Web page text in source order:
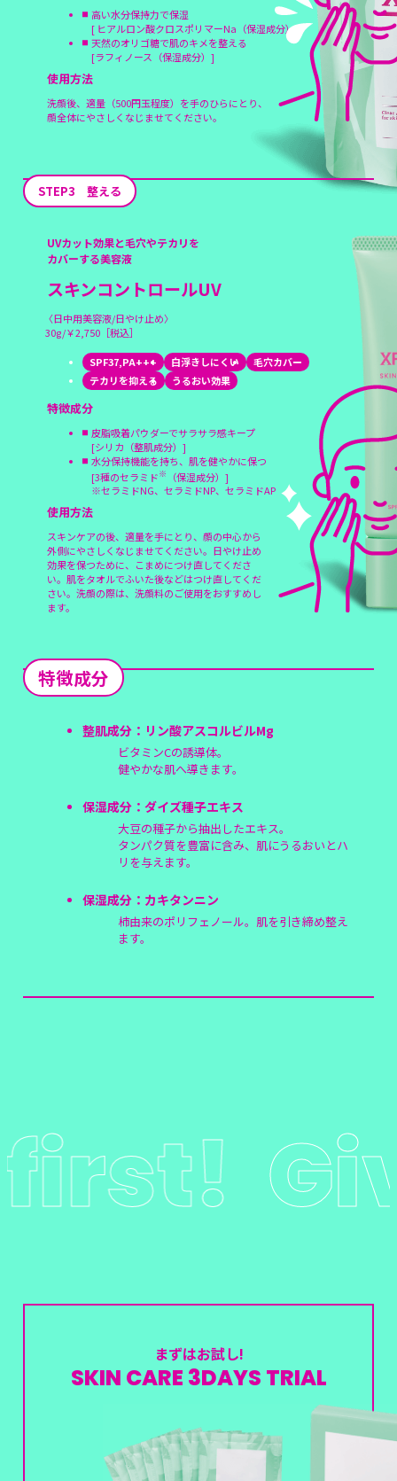
高い水分保持力で保湿
[ ヒアルロン酸クロスポリマーNa（保湿成分）]
天然のオリゴ糖で肌のキメを整える
[ラフィノース（保湿成分）]
使用方法
洗顔後、適量（500円玉程度）を手のひらにとり、
顔全体にやさしくなじませてください。
STEP3 整える
UVカット効果と毛穴やテカリを
カバーする美容液
スキンコントロールUV
〈日中用美容液/日やけ止め〉
30g/￥2,750［税込］
SPF37,PA+++ 白浮きしにくい
毛穴カバー
テカリを抑える
うるおい効果
特徴成分
皮脂吸着パウダーでサラサラ感キープ
[シリカ（整肌成分）]
水分保持機能を持ち、肌を健やかに保つ
[3種のセラミド※
（保湿成分）]
※セラミドNG、セラミドNP、セラミドAP
使用方法
スキンケアの後、適量を手にとり、顔の中心から
外側にやさしくなじませてください。日やけ止め
効果を保つために、こまめにつけ直してくださ
い。肌をタオルでふいた後などはつけ直してくだ
さい。洗顔の際は、洗顔料のご使用をおすすめし
ます。
特徴成分
整肌成分：リン酸アスコルビルMg
ビタミンCの誘導体。
健やかな肌へ導きます。
保湿成分：ダイズ種子エキス
大豆の種子から抽出したエキス。
タンパク質を豊富に含み、肌にうるおいとハ
リを与えます。
保湿成分：カキタンニン
柿由来のポリフェノール。肌を引き締め整え
ます。
first!
まずはお試し!
SKIN CARE 3DAYS TRIAL